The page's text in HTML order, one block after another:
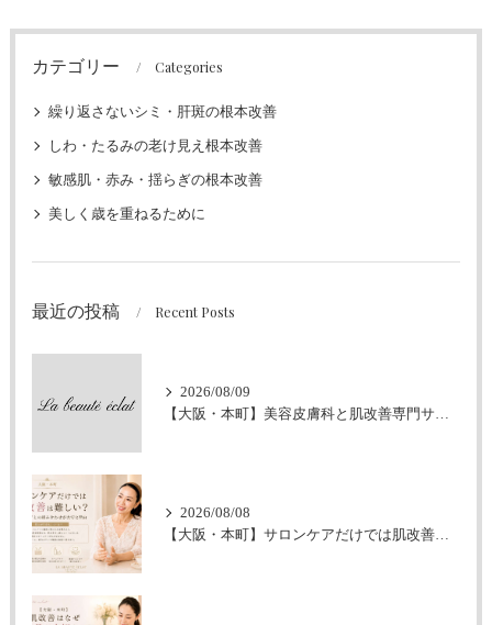
カテゴリー Categories
繰り返さないシミ・肝斑の根本改善
しわ・たるみの老け見え根本改善
敏感肌・赤み・揺らぎの根本改善
美しく歳を重ねるために
最近の投稿 Recent Posts
2026/08/09
【大阪・本町】美容皮膚科と肌改善専門サロンの違いとは？｜シミ・肝斑・敏感肌でお悩みの方へ
2026/08/08
【大阪・本町】サロンケアだけでは肌改善は難しい？｜ホームケアとの組み合わせが大切な理由